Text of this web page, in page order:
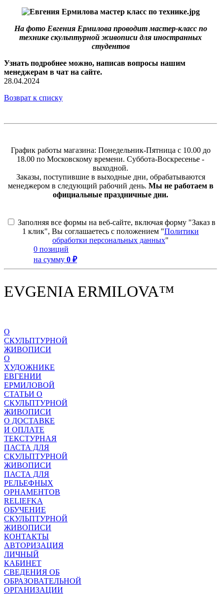
На фото Евгения Ермилова проводит мастер-класс по
технике скульптурной живописи для иностранных
студентов
Узнать подробнее можно, написав вопросы нашим
менеджерам в чат на сайте.
28.04.2024
Возврат к списку
График работы магазина: Понедельник-Пятница с 10.00 до
18.00 по Московскому времени. Суббота-Воскресенье -
выходной.
Заказы, поступившие в выходные дни, обрабатываются
менеджером в следующий рабочий день. Мы не работаем в
официальные праздничные дни.
Заполняя все формы на веб-сайте, включая форму "Заказ в
1 клик", Вы соглашаетесь с положением "Политики
обработки персональных данных"
0 позиций
на сумму 0 ₽
EVGENIA ERMILOVA™
О
СКУЛЬПТУРНОЙ
ЖИВОПИСИ
О
ХУДОЖНИКЕ
ЕВГЕНИИ
ЕРМИЛОВОЙ
СТАТЬИ О
СКУЛЬПТУРНОЙ
ЖИВОПИСИ
О ДОСТАВКЕ
И ОПЛАТЕ
ТЕКСТУРНАЯ
ПАСТА ДЛЯ
СКУЛЬПТУРНОЙ
ЖИВОПИСИ
ПАСТА ДЛЯ
РЕЛЬЕФНЫХ
ОРНАМЕНТОВ
RELIEFKA
ОБУЧЕНИЕ
СКУЛЬПТУРНОЙ
ЖИВОПИСИ
КОНТАКТЫ
АВТОРИЗАЦИЯ
ЛИЧНЫЙ
КАБИНЕТ
СВЕДЕНИЯ ОБ
ОБРАЗОВАТЕЛЬНОЙ
ОРГАНИЗАЦИИ